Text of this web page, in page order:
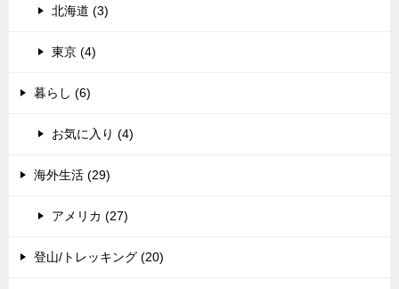
北海道 (3)
東京 (4)
暮らし (6)
お気に入り (4)
海外生活 (29)
アメリカ (27)
登山/トレッキング (20)